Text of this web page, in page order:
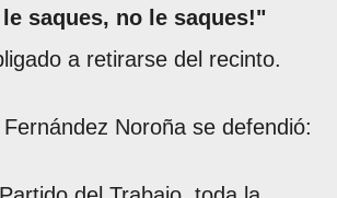
le saques, no le saques!"
a retirarse del recinto.
Noroña se defendió: